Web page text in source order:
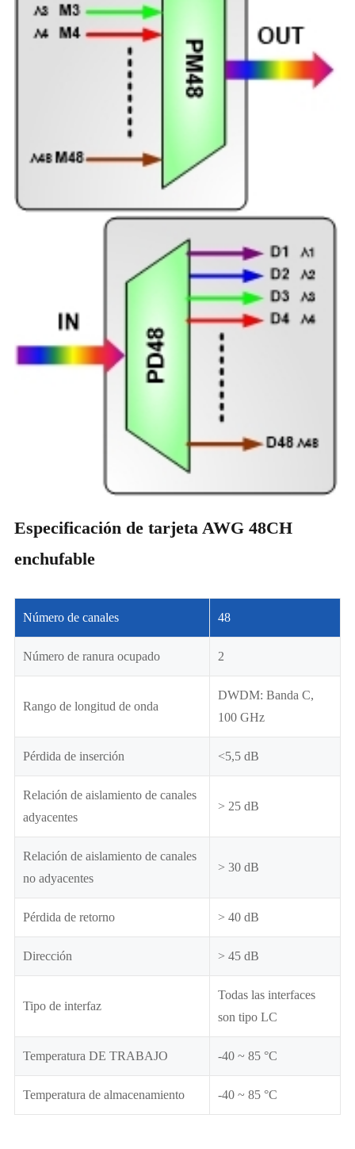
Especificación de tarjeta AWG 48CH
enchufable
Número de canales 48
Número de ranura ocupado 2
Rango de longitud de onda
DWDM: Banda C,
100 GHz
Pérdida de inserción <5,5 dB
Relación de aislamiento de canales
adyacentes
> 25 dB
Relación de aislamiento de canales
no adyacentes
> 30 dB
Pérdida de retorno > 40 dB
Dirección > 45 dB
Tipo de interfaz
Todas las interfaces
son tipo LC
Temperatura DE TRABAJO -40 ~ 85 °C
Temperatura de almacenamiento -40 ~ 85 °C